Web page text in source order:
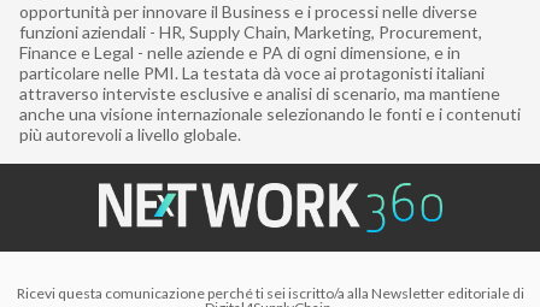
opportunità per innovare il Business e i processi nelle diverse
funzioni aziendali - HR, Supply Chain, Marketing, Procurement,
Finance e Legal - nelle aziende e PA di ogni dimensione, e in
particolare nelle PMI. La testata dà voce ai protagonisti italiani
attraverso interviste esclusive e analisi di scenario, ma mantiene
anche una visione internazionale selezionando le fonti e i contenuti
più autorevoli a livello globale.
Ricevi questa comunicazione perché ti sei iscritto/a alla Newsletter editoriale di